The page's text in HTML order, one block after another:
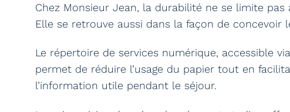
Chez Monsieur Jean, la durabilité ne se limite pas
Elle se retrouve aussi dans la façon de concevoir
Le répertoire de services numérique, accessible
permet de réduire l’usage du papier tout en
l’information utile pendant le séjour.